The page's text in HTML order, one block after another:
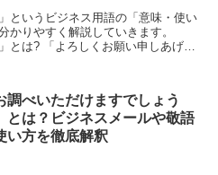
というビジネス用語の「意味・使い
かりやすく解説していきます。
とは? 「よろしくお願い申しあげま
調べいただけますでしょう
とは？ビジネスメールや敬語
い方を徹底解釈